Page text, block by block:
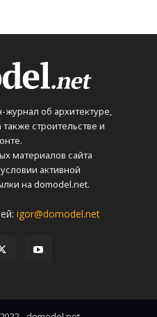
об архитектуре,
строительстве и
материалов сайта
активной
на domodel.net.
igor@domodel.net